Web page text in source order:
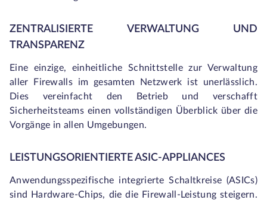
ZENTRALISIERTE VERWALTUNG UND
TRANSPARENZ
Eine einzige, einheitliche Schnittstelle zur Verwaltung
aller Firewalls im gesamten Netzwerk ist unerlässlich.
Dies vereinfacht den Betrieb und verschafft
Sicherheitsteams einen vollständigen Überblick über die
Vorgänge in allen Umgebungen.
LEISTUNGSORIENTIERTE ASIC-APPLIANCES
Anwendungsspezifische integrierte Schaltkreise (ASICs)
sind Hardware-Chips, die die Firewall-Leistung steigern.